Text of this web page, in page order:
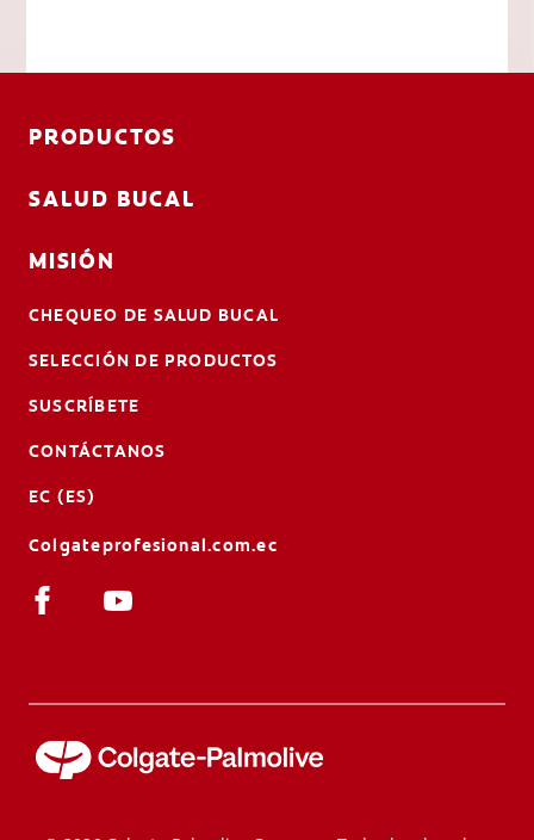
PRODUCTOS
SALUD BUCAL
MISIÓN
CHEQUEO DE SALUD BUCAL
SELECCIÓN DE PRODUCTOS
SUSCRÍBETE
CONTÁCTANOS
EC (ES)
Colgateprofesional.com.ec